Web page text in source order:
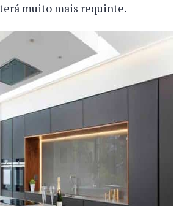
muito mais requinte.